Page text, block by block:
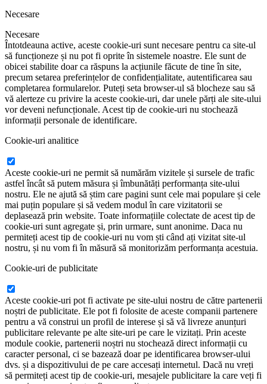
Necesare
Necesare
Întotdeauna active, aceste cookie-uri sunt necesare pentru ca site-ul
să funcționeze și nu pot fi oprite în sistemele noastre. Ele sunt de
obicei stabilite doar ca răspuns la acțiunile făcute de tine în site,
precum setarea preferințelor de confidențialitate, autentificarea sau
completarea formularelor. Puteți seta browser-ul să blocheze sau să
vă alerteze cu privire la aceste cookie-uri, dar unele părți ale site-ului
vor deveni nefuncționale. Acest tip de cookie-uri nu stochează
informații personale de identificare.
Cookie-uri analitice
Aceste cookie-uri ne permit să numărăm vizitele și sursele de trafic
astfel încât să putem măsura și îmbunătăți performanța site-ului
nostru. Ele ne ajută să știm care pagini sunt cele mai populare și cele
mai puțin populare și să vedem modul în care vizitatorii se
deplasează prin website. Toate informațiile colectate de acest tip de
cookie-uri sunt agregate și, prin urmare, sunt anonime. Daca nu
permiteți acest tip de cookie-uri nu vom ști când ați vizitat site-ul
nostru, și nu vom fi în măsură să monitorizăm performanța acestuia.
Cookie-uri de publicitate
Aceste cookie-uri pot fi activate pe site-ului nostru de către partenerii
noștri de publicitate. Ele pot fi folosite de aceste companii partenere
pentru a vă construi un profil de interese și să vă livreze anunțuri
publicitare relevante pe alte site-uri pe care le vizitați. Prin aceste
module cookie, partenerii noștri nu stochează direct informații cu
caracter personal, ci se bazează doar pe identificarea browser-ului
dvs. și a dispozitivului de pe care accesați internetul. Dacă nu vreți
să permiteți acest tip de cookie-uri, mesajele publicitare la care veți fi